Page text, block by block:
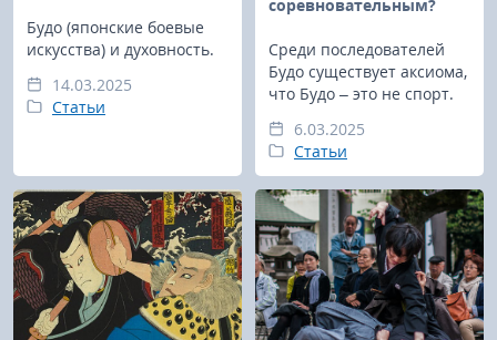
Будо (японские боевые
искусства) и духовность.
14.03.2025
Статьи
соревновательным?
Среди последователей
Будо существует аксиома,
что Будо – это не спорт.
6.03.2025
Статьи